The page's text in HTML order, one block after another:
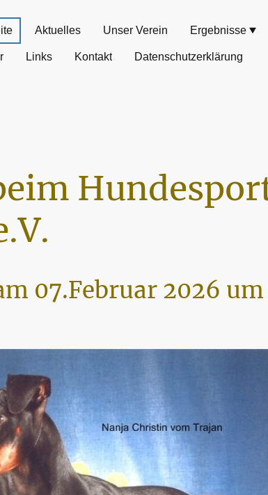
Aktuelles Unser Verein Ergebnisse
Links Kontakt Datenschutzerklärung
07.Februar 2026 um